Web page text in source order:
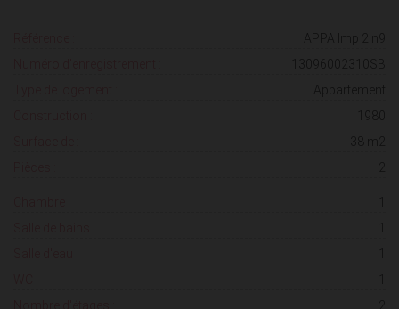
13096002310SB
Appartement
1980
38 m2